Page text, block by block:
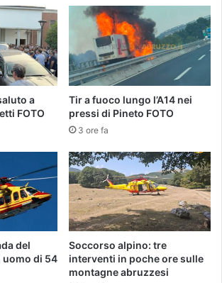
a
FOTO
Tir a fuoco lungo l’A14 nei
pressi di Pineto FOTO
3 ore fa
del
uomo di 54
Soccorso alpino: tre
interventi in poche ore sulle
montagne abruzzesi